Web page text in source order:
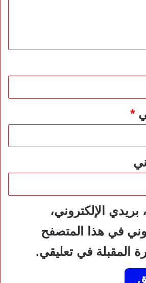
*
الإلكتروني،
في هذا المتصفح
المقبلة في تعليقي.